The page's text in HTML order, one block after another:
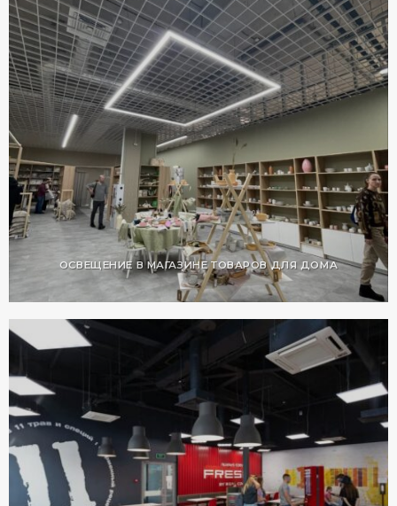
ОСВЕЩЕНИЕ В МАГАЗИНЕ ТОВАРОВ ДЛЯ ДОМА